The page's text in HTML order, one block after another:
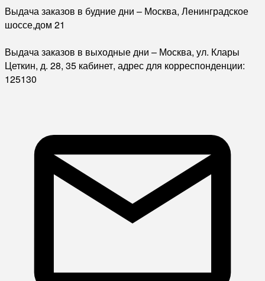
Выдача заказов в будние дни – Москва, Ленинградское
шоссе,дом 21
Выдача заказов в выходные дни – Москва, ул. Клары
Цеткин, д. 28, 35 кабинет, адрес для корреспонденции:
125130